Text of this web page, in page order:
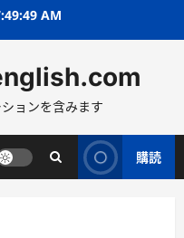
AM
ョンを含みます
購読